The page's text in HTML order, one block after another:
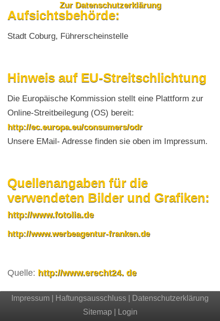
Aufsichtsbehörde:
Stadt Coburg, Führerscheinstelle
Hinweis auf EU-Streitschlichtung
Die Europäische Kommission stellt eine Plattform zur
Online-Streitbeilegung (OS) bereit:
http://ec.europa.eu/consumers/odr
Unsere EMail- Adresse finden sie oben im Impressum.
Quellenangaben für die
verwendeten Bilder und Grafiken:
http://www.fotolia.de
http://www.werbeagentur-franken.de
Quelle: http://www.erecht24. de
Impressum Haftungsausschluss
Datenschutzerklärung
Sitemap| Login
Zur Datenschutzerklärung